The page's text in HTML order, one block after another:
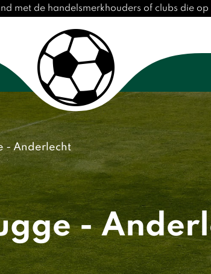
met de handelsmerkhouders of clubs die
- Anderlecht
-